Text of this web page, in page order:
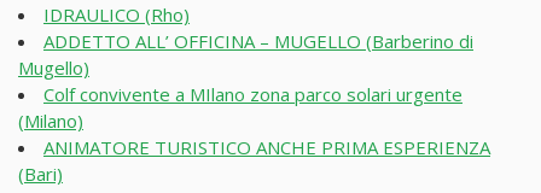
IDRAULICO (Rho)
ADDETTO ALL’ OFFICINA – MUGELLO (Barberino di
Mugello)
Colf convivente a MIlano zona parco solari urgente
(Milano)
ANIMATORE TURISTICO ANCHE PRIMA ESPERIENZA
(Bari)